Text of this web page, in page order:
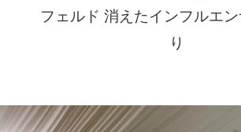
フェルド 消えたインフルエ
り